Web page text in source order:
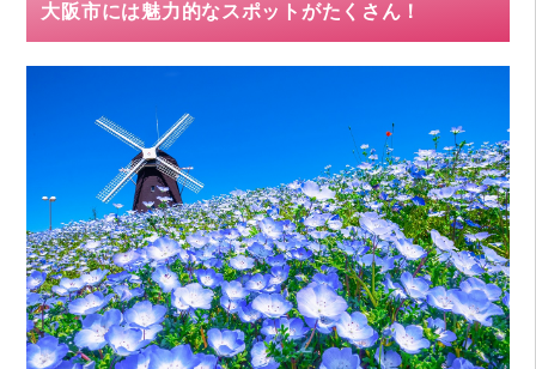
大阪市には魅力的なスポットがたくさん！